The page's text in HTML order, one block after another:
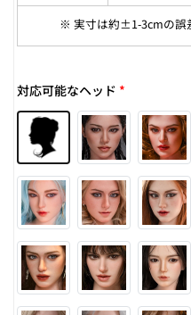
※ 実寸は約±1-3cmの誤
対応可能なヘッド *